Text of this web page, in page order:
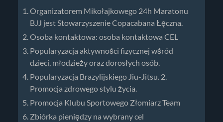
Organizatorem Mikołajkowego 24h Maratonu
BJJ jest Stowarzyszenie Copacabana Łęczna.
Osoba kontaktowa: osoba kontaktowa CEL
Popularyzacja aktywności fizycznej wśród
dzieci, młodzieży oraz dorosłych osób.
Popularyzacja Brazylijskiego Jiu-Jitsu. 2.
Promocja zdrowego stylu życia.
Promocja Klubu Sportowego Złomiarz Team
Zbiórka pieniędzy na wybrany cel